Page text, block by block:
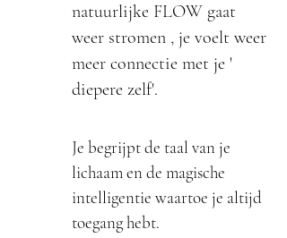
natuurlijke FLOW gaat
weer stromen , je voelt weer
meer connectie met je '
diepere zelf'.
Je begrijpt de taal van je
lichaam en de magische
intelligentie waartoe je altijd
toegang hebt.